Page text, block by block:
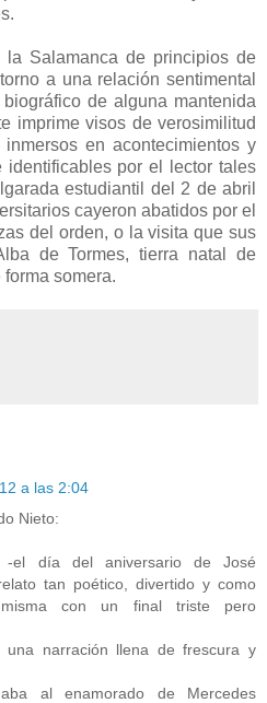
la Salamanca de principios de
a una relación sentimental
de alguna mantenida
imprime visos de verosimilitud
en acontecimientos y
identificables por el lector tales
estudiantil del 2 de abril
cayeron abatidos por el
del orden, o la visita que sus
de Tormes, tierra natal de
somera.
a las 2:04
Nieto:
-el día del aniversario de José
tan poético, divertido y como
con un final triste pero
una narración llena de frescura y
al enamorado de Mercedes